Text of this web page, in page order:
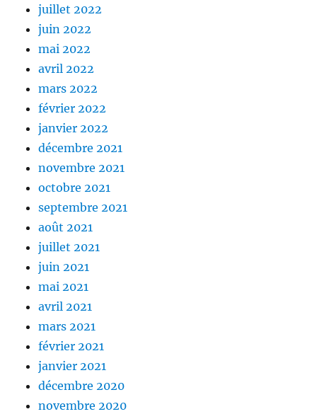
juillet 2022
juin 2022
mai 2022
avril 2022
mars 2022
février 2022
janvier 2022
décembre 2021
novembre 2021
octobre 2021
septembre 2021
août 2021
juillet 2021
juin 2021
mai 2021
avril 2021
mars 2021
février 2021
janvier 2021
décembre 2020
novembre 2020